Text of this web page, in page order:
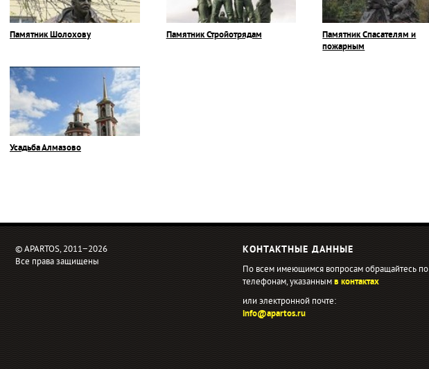
Памятник Шолохову Памятник Стройотрядам
Памятник Спасателям и
пожарным
Усадьба Алмазово
© APARTOS, 2011−2026
Все права защищены
КОНТАКТНЫЕ ДАННЫЕ
По всем имеющимся вопросам обращайтесь по
телефонам, указаннымв контактах
или электронной почте:
info@apartos.ru